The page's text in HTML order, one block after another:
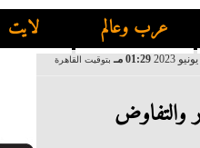
عرب وعالم لايت
01:29 مـ بتوقيت القاهرة
والتفاوض